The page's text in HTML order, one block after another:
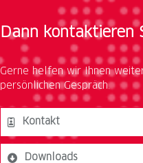
Dann kontaktieren
Gerne helfen wir Ihnen
persönlichen Gespräch.
Kontakt
Downloads